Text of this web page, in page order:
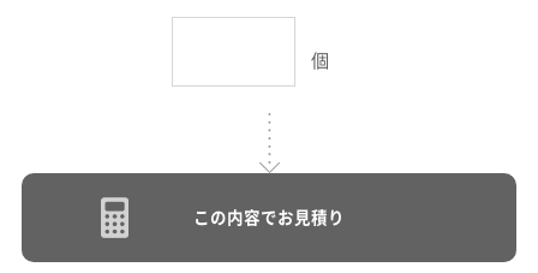
個
この内容でお見積り